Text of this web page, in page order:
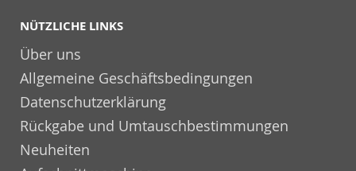
NÜTZLICHE LINKS
Über uns
Allgemeine Geschäftsbedingungen
Datenschutzerklärung
Rückgabe und Umtauschbestimmungen
Neuheiten